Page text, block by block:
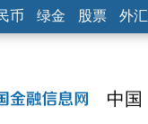
币 绿金 股票 外汇
中国